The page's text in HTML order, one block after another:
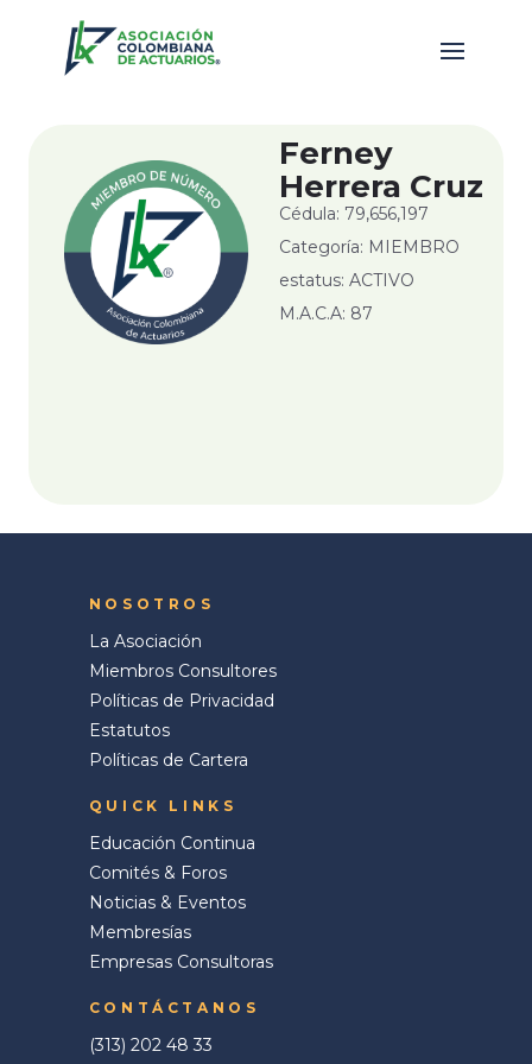
Ferney
Herrera Cruz
Cédula: 79,656,197
Categoría: MIEMBRO
estatus: ACTIVO
M.A.C.A: 87
NOSOTROS
La Asociación
Miembros Consultores
Políticas de Privacidad
Estatutos
Políticas de Cartera
QUICK LINKS
Educación Continua
Comités & Foros
Noticias & Eventos
Membresías
Empresas Consultoras
CONTÁCTANOS
(313) 202 48 33